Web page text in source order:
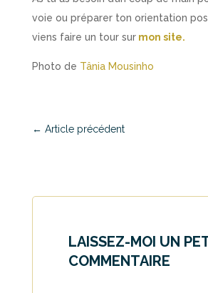
voie ou préparer ton orientation
viens faire un tour sur mon site.
Photo de Tânia Mousinho
← Article précédent
LAISSEZ-MOI UN
COMMENTAIRE